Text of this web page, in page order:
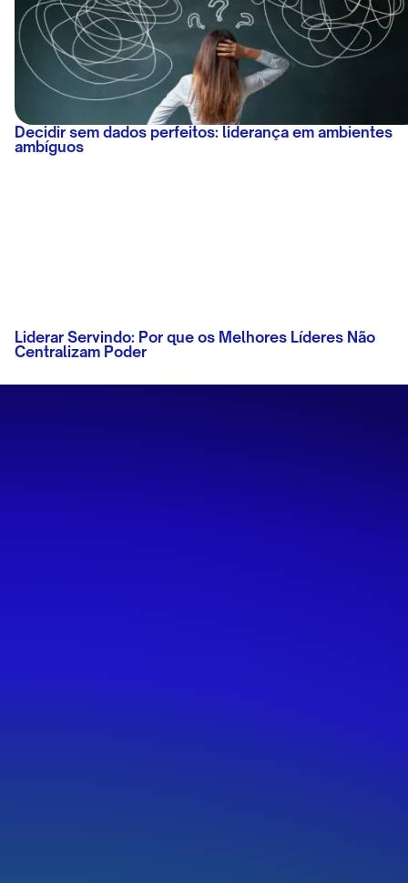
Decidir sem dados perfeitos: liderança em ambientes
ambíguos
Liderar Servindo: Por que os Melhores Líderes Não
Centralizam Poder